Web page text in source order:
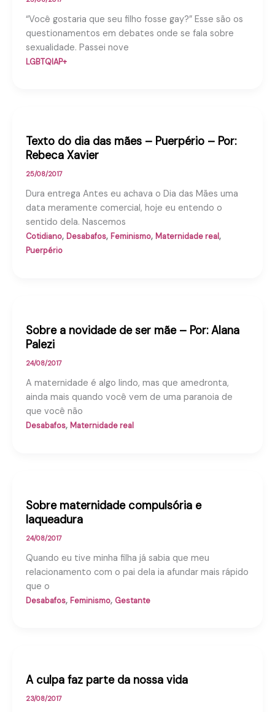
“Você gostaria que seu filho fosse gay?” Esse são os
questionamentos em debates onde se fala sobre
sexualidade. Passei nove
LGBTQIAP+
Texto do dia das mães – Puerpério – Por:
Rebeca Xavier
25/08/2017
Dura entrega Antes eu achava o Dia das Mães uma
data meramente comercial, hoje eu entendo o
sentido dela. Nascemos
Cotidiano, Desabafos, Feminismo, Maternidade real,
Puerpério
Sobre a novidade de ser mãe – Por: Alana
Palezi
24/08/2017
A maternidade é algo lindo, mas que amedronta,
ainda mais quando você vem de uma paranoia de
que você não
Desabafos, Maternidade real
Sobre maternidade compulsória e
laqueadura
24/08/2017
Quando eu tive minha filha já sabia que meu
relacionamento com o pai dela ia afundar mais rápido
que o
Desabafos, Feminismo, Gestante
A culpa faz parte da nossa vida
23/08/2017